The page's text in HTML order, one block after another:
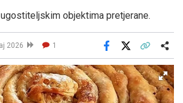
objektima pretjerane.
2026 1
Facebook